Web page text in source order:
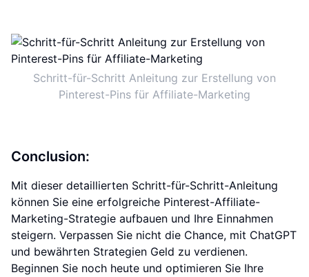
Schritt-für-Schritt Anleitung zur Erstellung von
Pinterest-Pins für Affiliate-Marketing
Conclusion:
Mit dieser detaillierten Schritt-für-Schritt-Anleitung
können Sie eine erfolgreiche Pinterest-Affiliate-
Marketing-Strategie aufbauen und Ihre Einnahmen
steigern. Verpassen Sie nicht die Chance, mit ChatGPT
und bewährten Strategien Geld zu verdienen.
Beginnen Sie noch heute und optimieren Sie Ihre